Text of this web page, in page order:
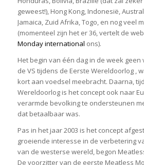
geweest!), Hong Kong, Indonesië,
Jamaica, Zuid Afrika, Togo, en nog veel
(momenteel zijn het er 36, vertelt de
Monday international ons).
Het begin van één dag in de week geen
de VS tijdens de Eerste Wereldoorlog ,
kort aan voedsel meebracht. Daarna,
Wereldoorlog is het concept ook naar
verarmde bevolking te ondersteunen
dat betaalbaar was.
Pas in het jaar 2003 is het concept
groeiende interesse in de verbetering
van de westerse wereld, begon
De voorzitter van de eerste Meatless